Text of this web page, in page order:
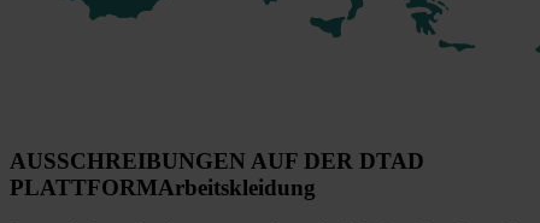
AUSSCHREIBUNGEN AUF DER DTAD
PLATTFORMArbeitskleidung